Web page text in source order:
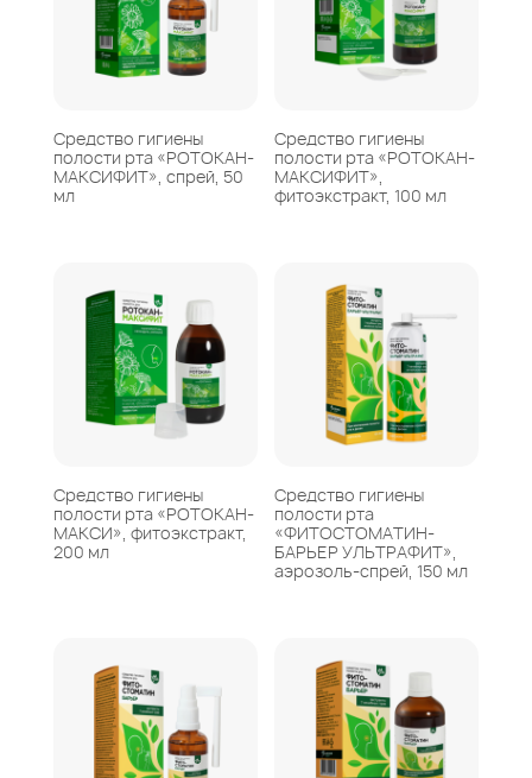
Средство гигиены
полости рта «РОТОКАН-
МАКСИФИТ», спрей, 50
мл
Средство гигиены
полости рта «РОТОКАН-
МАКСИФИТ»,
фитоэкстракт, 100 мл
Средство гигиены
полости рта «РОТОКАН-
МАКСИ», фитоэкстракт,
200 мл
Средство гигиены
полости рта
«ФИТОСТОМАТИН-
БАРЬЕР УЛЬТРАФИТ»,
аэрозоль-спрей, 150 мл